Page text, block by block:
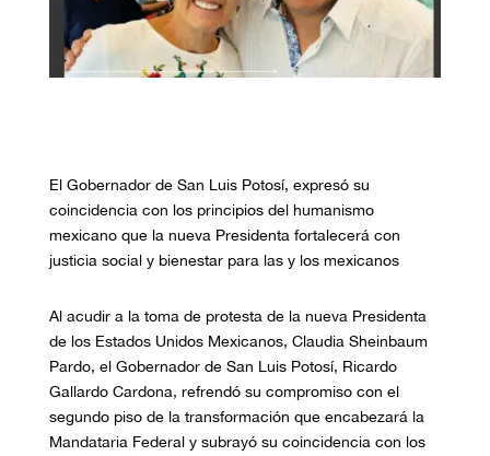
El Gobernador de San Luis Potosí, expresó su
coincidencia con los principios del humanismo
mexicano que la nueva Presidenta fortalecerá con
justicia social y bienestar para las y los mexicanos
Al acudir a la toma de protesta de la nueva Presidenta
de los Estados Unidos Mexicanos, Claudia Sheinbaum
Pardo, el Gobernador de San Luis Potosí, Ricardo
Gallardo Cardona, refrendó su compromiso con el
segundo piso de la transformación que encabezará la
Mandataria Federal y subrayó su coincidencia con los